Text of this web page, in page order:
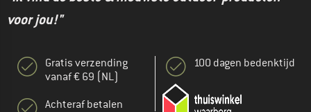
voor jou!"
Gratis verzending
vanaf € 69 (NL)
Achteraf betalen
100 dagen bedenktijd